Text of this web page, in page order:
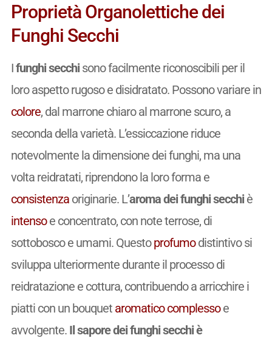
Proprietà Organolettiche dei
Funghi Secchi
Ifunghi secchisono facilmente riconoscibili per il
loro aspetto rugoso e disidratato. Possono variare in
colore, dal marrone chiaro al marrone scuro, a
seconda della varietà. L’essiccazione riduce
notevolmente la dimensione dei funghi, ma una
volta reidratati, riprendono la loro forma e
consistenzaoriginarie. L’aroma dei funghi secchiè
intensoe concentrato, con note terrose, di
sottobosco e umami. Questoprofumodistintivo si
sviluppa ulteriormente durante il processo di
reidratazione e cottura, contribuendo a arricchire i
piatti con un bouquet aromatico complessoe
avvolgente. Il sapore dei funghi secchi è